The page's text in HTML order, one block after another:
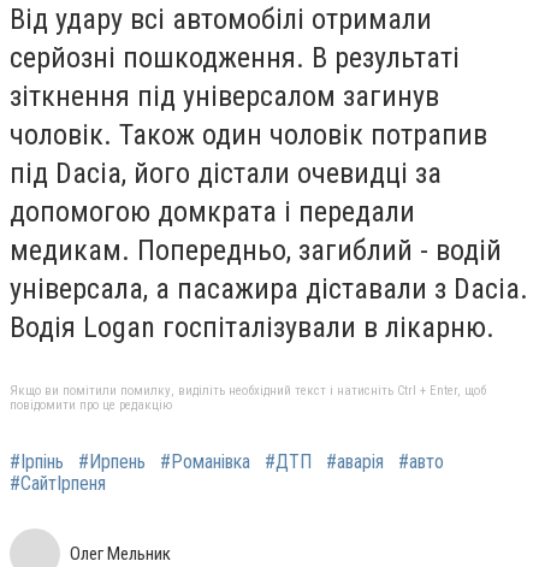
Від удару всі автомобілі отримали
серйозні пошкодження. В результаті
зіткнення під універсалом загинув
чоловік. Також один чоловік потрапив
під Dacia, його дістали очевидці за
допомогою домкрата і передали
медикам. Попередньо, загиблий - водій
універсала, а пасажира діставали з Dacia.
Водія Logan госпіталізували в лікарню.
Якщо ви помітили помилку, виділіть необхідний текст і натисніть Ctrl + Enter, щоб
повідомити про це редакцію
#Ірпінь #Ирпень #Романівка #ДТП #аварія
#авто
#СайтІрпеня
Олег Мельник